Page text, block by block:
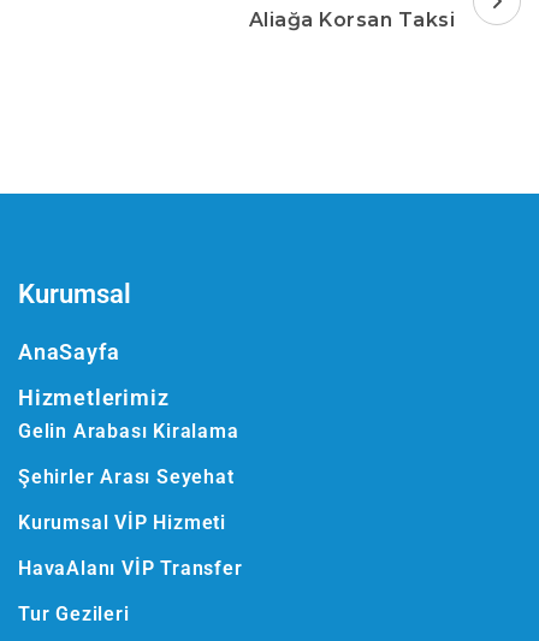
Aliağa Korsan Taksi
Kurumsal
AnaSayfa
Hizmetlerimiz
Gelin Arabası Kiralama
Şehirler Arası Seyehat
Kurumsal VİP Hizmeti
HavaAlanı VİP Transfer
Tur Gezileri